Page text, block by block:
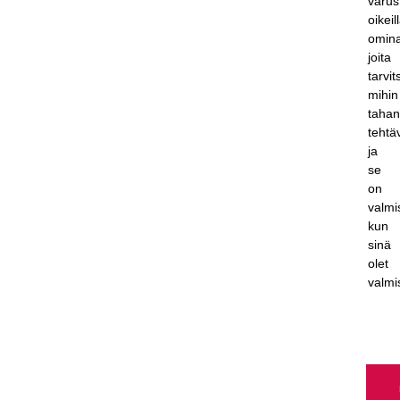
joita
mihin
ja
se
on
kun
sinä
olet